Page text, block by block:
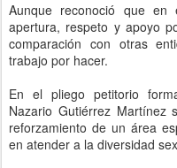
Aunque reconoció que
apertura, respeto y apoyo
comparación con otras
trabajo por hacer.
En el pliego petitorio
Nazario Gutiérrez Martínez
reforzamiento de un área
en atender a la diversidad